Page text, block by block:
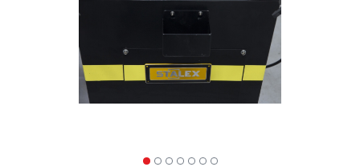
КАТАЛОГ
ВХОД ИЛИ РЕГИСТРАЦИЯ